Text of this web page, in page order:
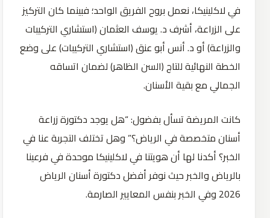
في لاكلينيكا، نعمل بروح الفريق الواحد؛ فبينما كان التركيز
على الزراعة، أشرف د. يوسف العثمان (استشاري التركيبات
والزراعة) أو د. أنس أبو عنق (استشاري التركيبات) على وضع
الخطة النهائية للتاج (السن الظاهر) لضمان اتساقه
الجمالي مع بقية الأسنان.
كانت المريضة تسأل بفضول: “هل يوجد دكتورة زراعة
أسنان متخصصة في الرياض؟” وهل تختلف التجربة عنا في
الخبر؟ أكدنا لها أن هويتنا في لاكلينيكا موحدة في فرعينا
بالرياض والخبر حيث نوفر أفضل دكتورة أسنان الرياض
2026 وفي الخبر بنفس المعايير الصارمة.